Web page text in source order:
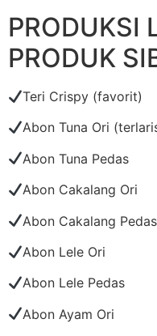
PRODUKSI
PRODUK
Teri Crispy (favorit)
Abon Tuna Ori
Abon Tuna Pedas
Abon Cakalang Ori
Abon Cakalang Pedas
Abon Lele Ori
Abon Lele Pedas
Abon Ayam Ori